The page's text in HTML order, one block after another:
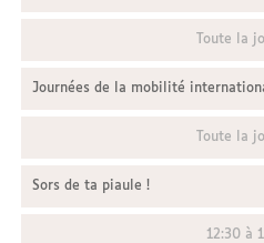
Toute la
Journées de la mobilité
Toute la
Sors de ta piaule !
12:30 à